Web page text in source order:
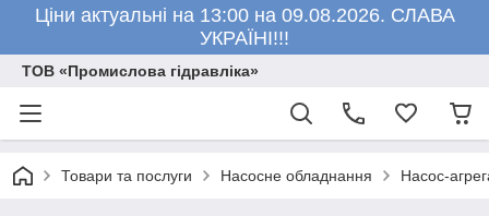
Ціни актуальні на 13:00 на 09.08.2026. СЛАВА
УКРАЇНІ!!!
ТОВ «Промислова гідравліка»
Товари та послуги Насосне обладнання Насос-